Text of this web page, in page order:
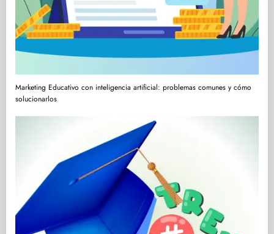
Marketing Educativo con inteligencia artificial: problemas comunes y cómo
solucionarlos